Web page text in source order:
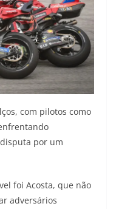
com pilotos como
por um
foi Acosta, que não
adversários